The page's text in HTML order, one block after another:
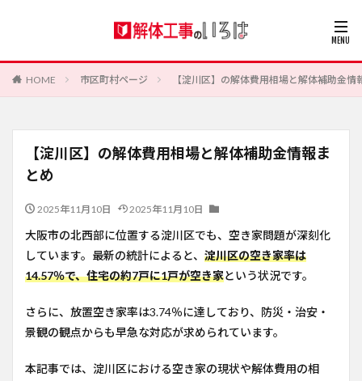
HOME 市区町村ページ 【淀川区】の解体費用相場と解体補助金情
【淀川区】の解体費用相場と解体補助金情報ま
とめ
2025年11月10日 2025年11月10日
大阪市の北西部に位置する淀川区でも、空き家問題が深刻化
しています。最新の統計によると、 淀川区の空き家率は
14.57％で、住宅の約7戸に1戸が空き家という状況です。
さらに、放置空き家率は3.74％に達しており、防災・治安・
景観の観点からも早急な対応が求められています。
本記事では、淀川区における空き家の現状や解体費用の相